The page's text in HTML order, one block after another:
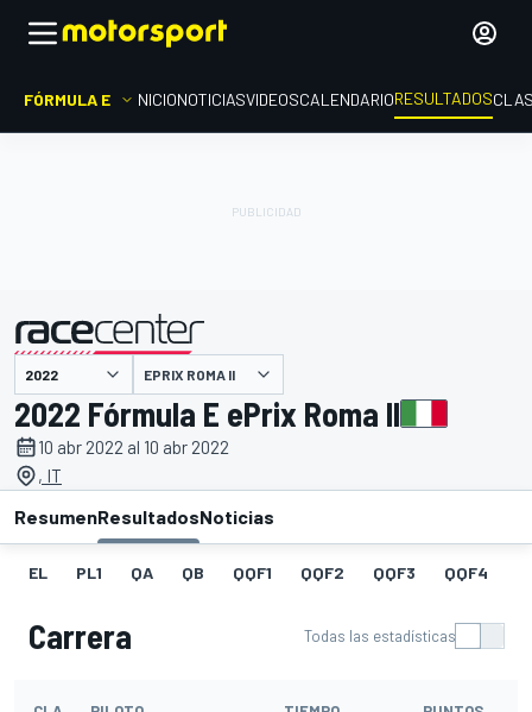
FÓRMULA E INICIONOTICIASVIDEOSCALENDARIORESULTADOS
presentado por EPRIX ROMA II
2022 Fórmula E ePrix Roma II
10 abr 2022 al 10 abr 2022
, IT
ResumenResultadosNoticias
EL PL1 QA QB QQF1 QQF2 QQF3 QQF4
Carrera Todas las estadísticas